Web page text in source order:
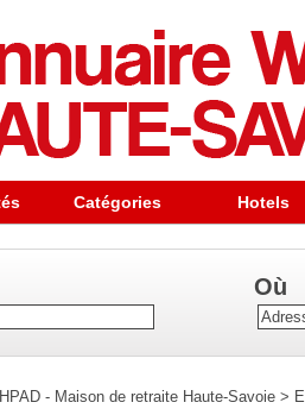
Catégories Hotels
Où
- Maison de retraite Haute-Savoie >